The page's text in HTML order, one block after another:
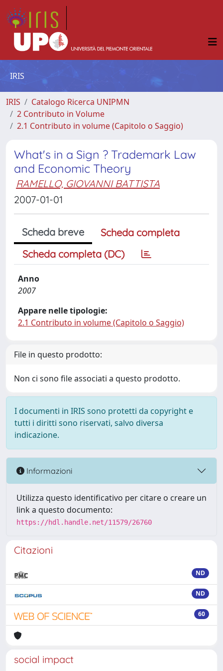
IRIS
IRIS
Catalogo Ricerca UNIPMN
2 Contributo in Volume
2.1 Contributo in volume (Capitolo o Saggio)
What's in a Sign ? Trademark Law
and Economic Theory
RAMELLO, GIOVANNI BATTISTA
2007-01-01
Scheda breve
Scheda completa
Scheda completa (DC)
Anno
2007
Appare nelle tipologie:
2.1 Contributo in volume (Capitolo o Saggio)
File in questo prodotto:
Non ci sono file associati a questo prodotto.
I documenti in IRIS sono protetti da copyright e
tutti i diritti sono riservati, salvo diversa
indicazione.
Informazioni
Utilizza questo identificativo per citare o creare un
link a questo documento:
https://hdl.handle.net/11579/26760
Citazioni
ND
ND
60
social impact